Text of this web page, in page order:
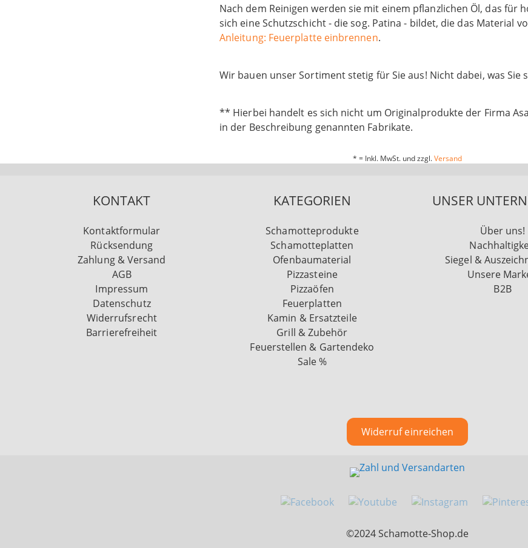
Nach dem Reinigen werden sie mit einem pflanzlichen Öl, das
sich eine Schutzschicht - die sog. Patina - bildet, die das Material
Anleitung: Feuerplatte einbrennen.
Wir bauen unser Sortiment stetig für Sie aus! Nicht dabei, was Sie
** Hierbei handelt es sich nicht um Originalprodukte der Firma
in der Beschreibung genannten Fabrikate.
* = Inkl. MwSt. und zzgl.Versand
KONTAKT
Kontaktformular
Rücksendung
Zahlung & Versand
AGB
Impressum
Datenschutz
Widerrufsrecht
Barrierefreiheit
KATEGORIEN
Schamotteprodukte
Schamotteplatten
Ofenbaumaterial
Pizzasteine
Pizzaöfen
Feuerplatten
Kamin & Ersatzteile
Grill & Zubehör
Feuerstellen & Gartendeko
Sale %
UNSER
Über uns!
Siegel &
Unsere
B2B
Widerruf einreichen
©2024 Schamotte-Shop.de